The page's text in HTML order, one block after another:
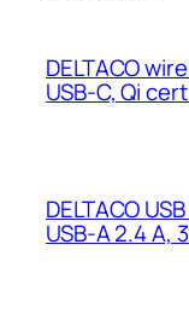
DELTACO
USB-C, Qi
DELTACO
USB-A 2.4 A,